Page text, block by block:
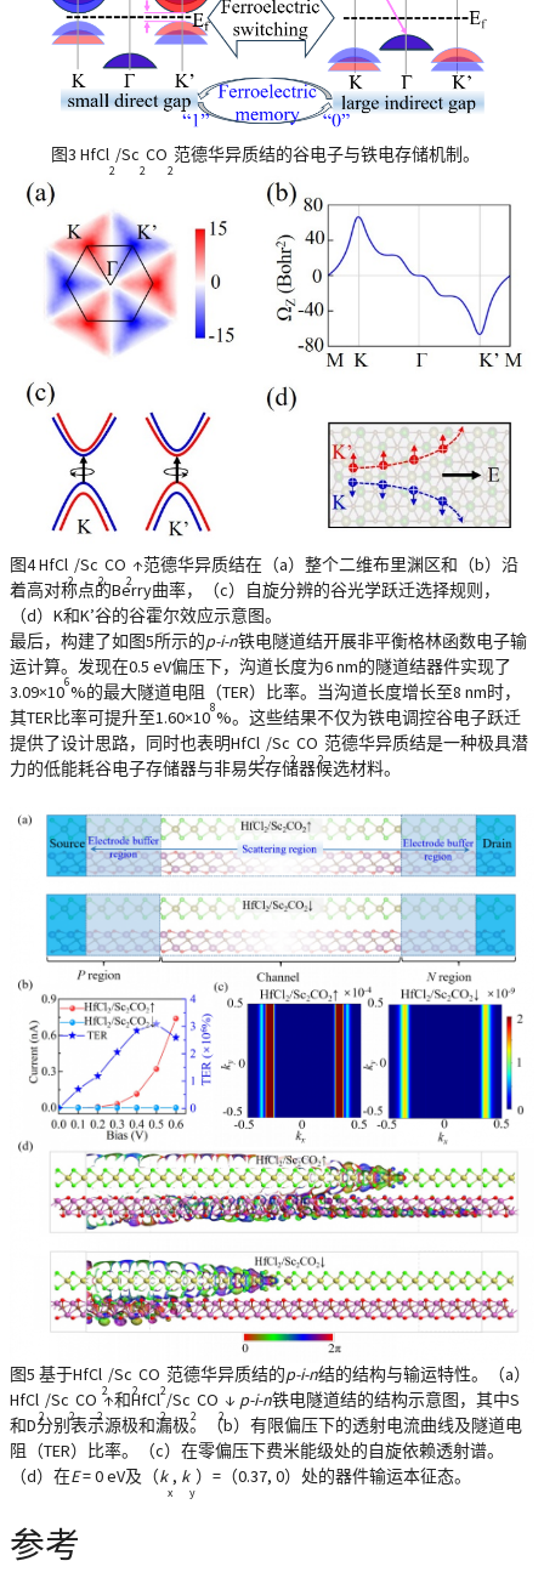
图3 HfCl
2
/Sc
2
CO
2
范德华异质结的谷电子与铁电存储机制。
图4HfCl
2
/Sc
2
CO
2
↑范德华异质结在（a）整个二维布里渊区和（b）沿
着高对称点的Berry曲率，（c）自旋分辨的谷光学跃迁选择规则，
（d）K和K’谷的谷霍尔效应示意图。
最后，构建了如图5所示的p-i-n铁电隧道结开展非平衡格林函数电子输
运计算。发现在0.5 eV偏压下，沟道长度为6 nm的隧道结器件实现了
3.09×10
6
%的最大隧道电阻（TER）比率。当沟道长度增长至8 nm时，
其TER比率可提升至1.60×10
8
%。这些结果不仅为铁电调控谷电子跃迁
提供了设计思路，同时也表明HfCl
2
/Sc
2
CO
2
范德华异质结是一种极具潜
力的低能耗谷电子存储器与非易失存储器候选材料。
图5 基于HfCl
2
/Sc
2
CO
2
范德华异质结的p-i-n结的结构与输运特性。（a）
HfCl
2
/Sc
2
CO
2
↑和HfCl
2
/Sc
2
CO
2
↓ p-i-n铁电隧道结的结构示意图，其中S
和D分别表示源极和漏极。（b）有限偏压下的透射电流曲线及隧道电
阻（TER）比率。（c）在零偏压下费米能级处的自旋依赖透射谱。
（d）在E= 0 eV及（k
x
, k
y
）=（0.37, 0）处的器件输运本征态。
参考